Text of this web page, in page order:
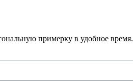
примерку в удобное время.